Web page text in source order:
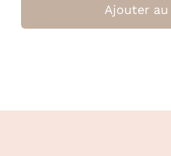
Ajouter au